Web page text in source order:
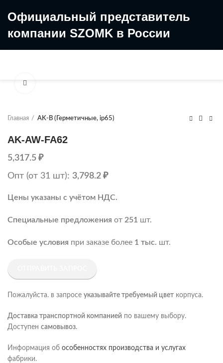
Официальный представитель
компании SZOMK в России
Главная AK-B (Герметичные, ip65)
AK-AW-FA62
5,317.5 ₽
Опт (от 31 шт): 3,798.2 ₽
Цены указаны с учётом НДС.
Специальные предложения от 251 шт.
Особые условия при заказе более 1 тыс. шт.
Пожалуйста. в запросе указывайте требуемый цвет корпуса.
Доставка транспортной компанией по вашему выбору.
Доступен самовывоз.
Информация об особенностях производства и услугах
фабрики.